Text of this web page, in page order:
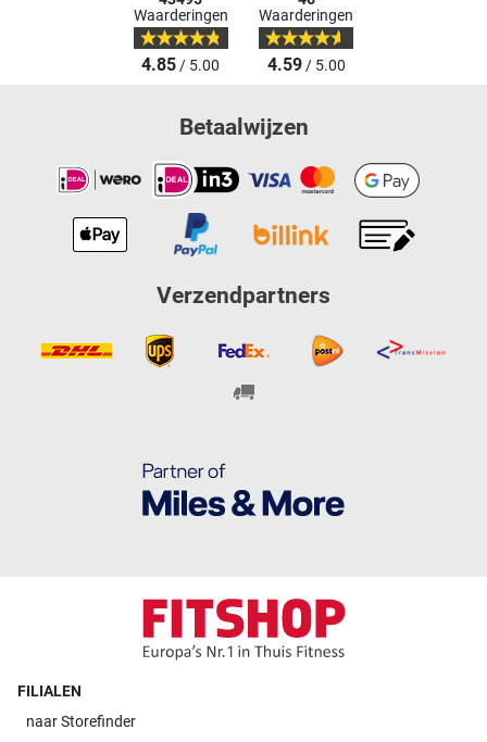
Waarderingen
4.85/ 5.00
Waarderingen
4.59/ 5.00
Betaalwijzen
Verzendpartners
FILIALEN
naarStorefinder